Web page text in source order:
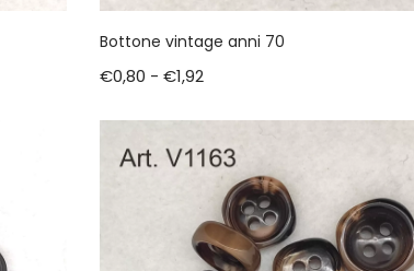
Bottone vintage anni 70
€0,80 - €1,92